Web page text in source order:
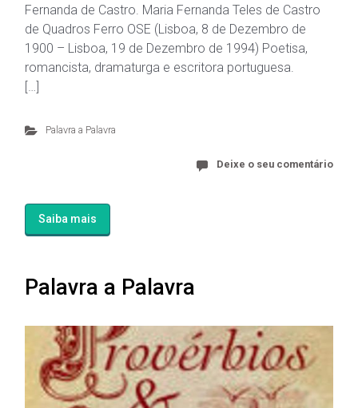
Fernanda de Castro. Maria Fernanda Teles de Castro
de Quadros Ferro OSE (Lisboa, 8 de Dezembro de
1900 – Lisboa, 19 de Dezembro de 1994) Poetisa,
romancista, dramaturga e escritora portuguesa.
[…]
Palavra a Palavra
Deixe o seu comentário
Saiba mais
Palavra a Palavra